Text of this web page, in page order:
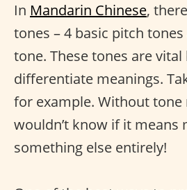
In Mandarin Chinese,
tones – 4 basic pitch
tone. These tones are
differentiate meanings.
for example. Without tone
wouldn’t know if it means
something else entirely!